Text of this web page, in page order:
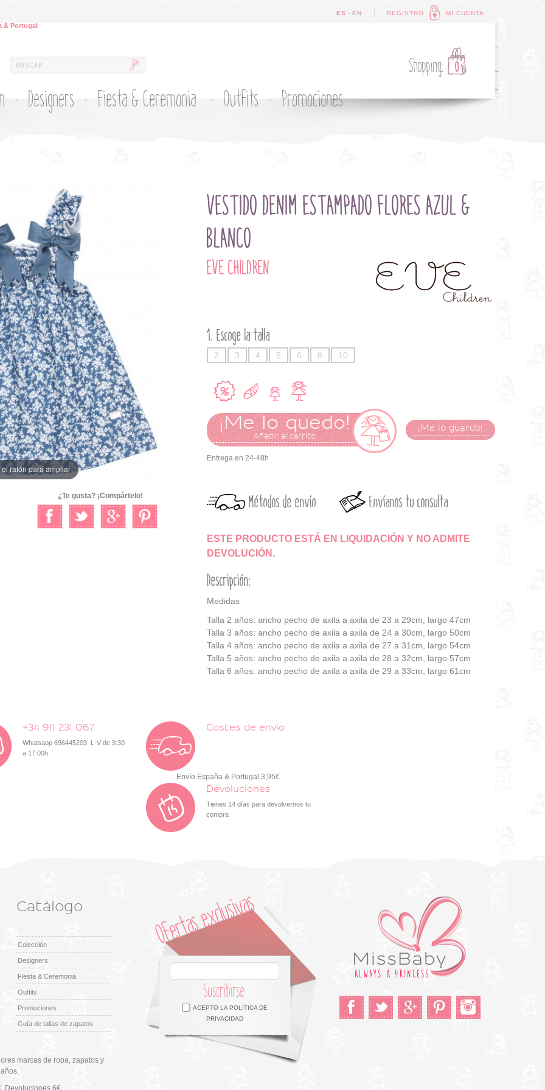
& Portugal
REGISTRO MI CUENTA
ES - EN
Shopping: 0
Designers Fiesta & Ceremonia Outfits Promociones
el ratón para ampliar
¿Te gusta? ¡Compártelo!
VESTIDO DENIM ESTAMPADO FLORES AZUL &
BLANCO
EVE CHILDREN
Escoge la talla
2 3 4 5 6 8 10
¡Me lo quedo!
Añadir al carrito
¡Me lo guardo!
Entrega en 24-48h
Métodos de envío Envíanos tu consulta
ESTE PRODUCTO ESTÁ EN LIQUIDACIÓN Y NO ADMITE
DEVOLUCIÓN.
Descripción:
Medidas
Talla 2 años: ancho pecho de axila a axila de 23 a 29cm, largo 47cm
Talla 3 años: ancho pecho de axila a axila de 24 a 30cm, largo 50cm
Talla 4 años: ancho pecho de axila a axila de 27 a 31cm, largo 54cm
Talla 5 años: ancho pecho de axila a axila de 28 a 32cm, largo 57cm
Talla 6 años: ancho pecho de axila a axila de 29 a 33cm, largo 61cm
+34 911 231 067
Whatsapp 696445203 L-V de 9:30
a 17:00h
Costes de envío
Envío España & Portugal 3,95€
Devoluciones
Tienes 14 días para devolvernos tu
compra
Catálogo
Colección
Designers
Fiesta & Ceremonia
Outfits
Promociones
Guía de tallas de zapatos
marcas de ropa, zapatos y
, Devoluciones 6€
Suscribirse
ACEPTO LAPOLÍTICA DE
PRIVACIDAD
Facebook Twitter Google +